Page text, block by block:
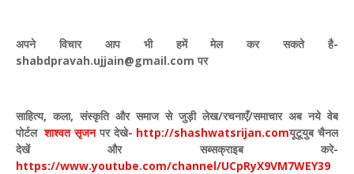
अपने विचार आप भी हमें मेल कर सकते है-
shabdpravah.ujjain@gmail.com पर
साहित्य, कला, संस्कृति और समाज से जुड़ी लेख/रचनाएँ/समाचार अब नये वेब
पोर्टल शाश्वत सृजन पर देखे- http://shashwatsrijan.comयूटूयुब चैनल
देखें और सब्सक्राइब करे-
https://www.youtube.com/channel/UCpRyX9VM7WEY39